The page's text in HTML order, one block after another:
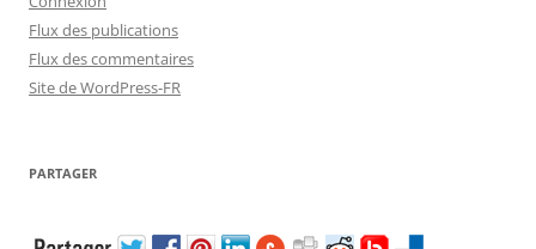
Flux des publications
Flux des commentaires
Site de WordPress-FR
PARTAGER